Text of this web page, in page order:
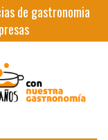
de gastronomia